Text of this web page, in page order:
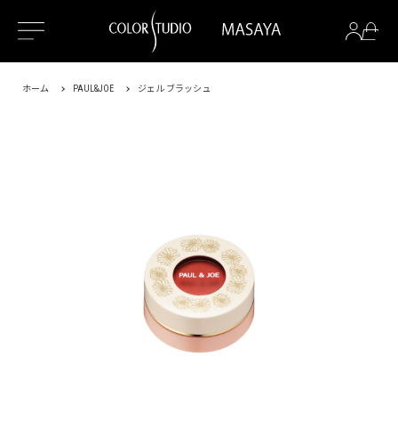
ホーム PAUL&JOE ジェル ブラッシュ